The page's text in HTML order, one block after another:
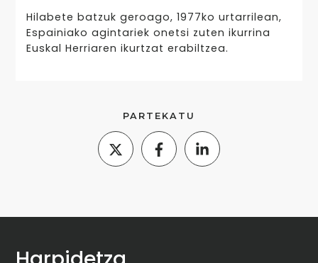
Hilabete batzuk geroago, 1977ko urtarrilean,
Espainiako agintariek onetsi zuten ikurrina
Euskal Herriaren ikurtzat erabiltzea.
PARTEKATU